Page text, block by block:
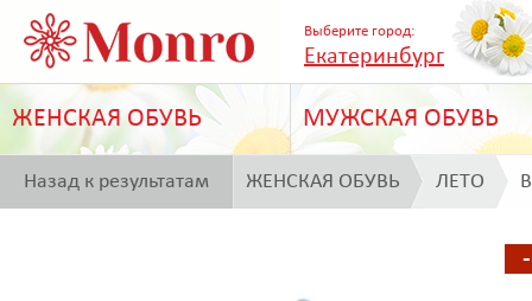
Выберите город:
Екатеринбург
ЖЕНСКАЯ ОБУВЬ МУЖСКАЯ ОБУВЬ
Назад к результатам ЖЕНСКАЯ ОБУВЬ ЛЕТО